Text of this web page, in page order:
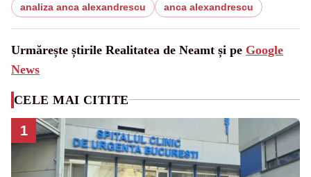
analiza anca alexandrescu
anca alexandrescu
Urmărește știrile Realitatea de Neamt și pe Google
News
CELE MAI CITITE
1